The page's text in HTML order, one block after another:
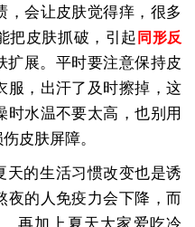
，会让皮肤觉得痒，很多
把皮肤抓破，引起 同形反
扩展。平时要注意保持皮
服，出汗了及时擦掉，这
时水温不要太高，也别用
皮肤屏障。
天的生活习惯改变也是诱
夜的人免疫力会下降，而